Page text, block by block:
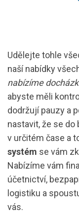
Udělejte tohle
naší nabídky
nabízíme
abyste měli
dodržují pauzy a
nastavit, že se
v určitém čase a
systém se vám
Nabízíme vám
účetnictví,
logistiku a
vás.